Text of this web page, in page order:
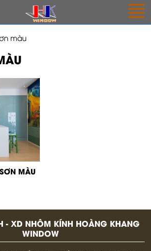
màu
MÀU
- XD NHÔM KÍNH HOÀNG KHANG
WINDOW